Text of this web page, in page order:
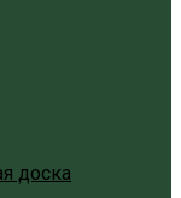
доска